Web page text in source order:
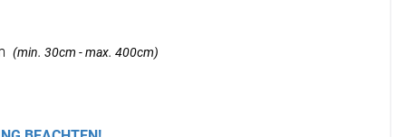
(min. 30cm - max. 400cm)